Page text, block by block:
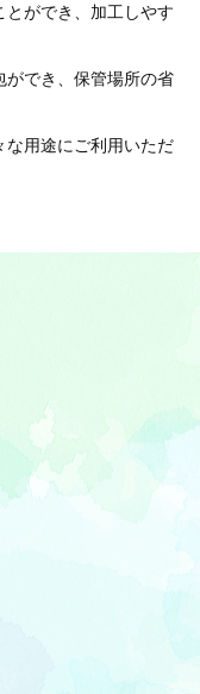
とができ、加工しやす
ができ、保管場所の省
な用途にご利用いただ